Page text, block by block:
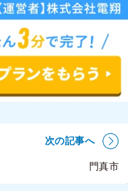
次の記事へ
門真市